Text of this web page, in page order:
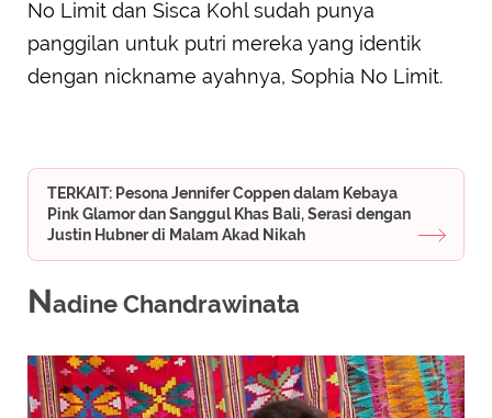
No Limit dan Sisca Kohl sudah punya
panggilan untuk putri mereka yang identik
dengan nickname ayahnya, Sophia No Limit.
TERKAIT: Pesona Jennifer Coppen dalam Kebaya
Pink Glamor dan Sanggul Khas Bali, Serasi dengan
Justin Hubner di Malam Akad Nikah
Nadine Chandrawinata